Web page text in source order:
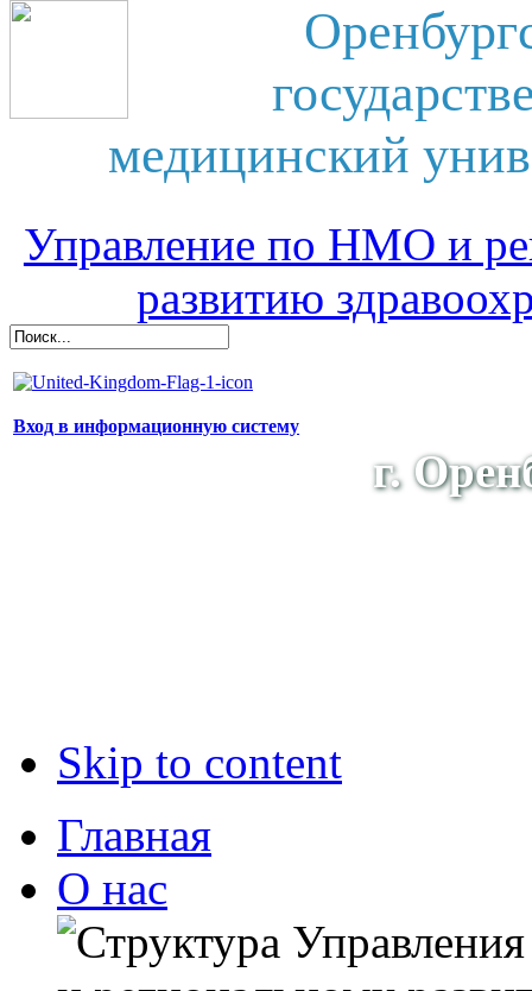
медицинский
Управление по НМО и
развитию
Вход в информационную систему
г.
Skip to content
Главная
О нас